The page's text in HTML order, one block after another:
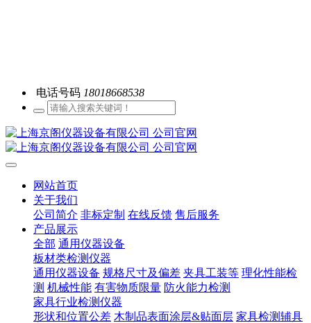
电话号码 18018668538
网站首页
关于我们
公司简介 非标定制 在线反馈 售后服务
产品展示
全部 通用仪器设备
板材类检测仪器
通用仪器设备 规格尺寸及偏差 夹具工装等 理化性能检
测 机械性能 有害物质限量 防火能力检测
家具行业检测仪器
形状和位置公差 木制品表面涂层&贴面层 家具检测辅具